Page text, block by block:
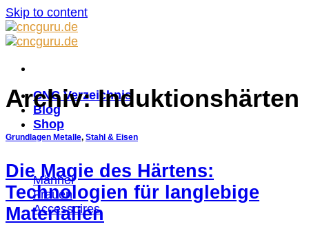
Skip to content
CNC Verzeichnis
Blog
Shop
Männer
Frauen
Accessoires
Archiv:Induktionshärten
Grundlagen Metalle, Stahl & Eisen
Die Magie des Härtens:
Technologien für langlebige
Materialien